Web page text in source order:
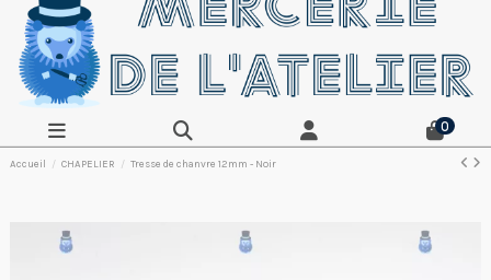
0
Accueil CHAPELIER Tresse de chanvre 12mm - Noir